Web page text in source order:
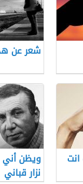
شعر عن
ويظن أني
نزار قباني